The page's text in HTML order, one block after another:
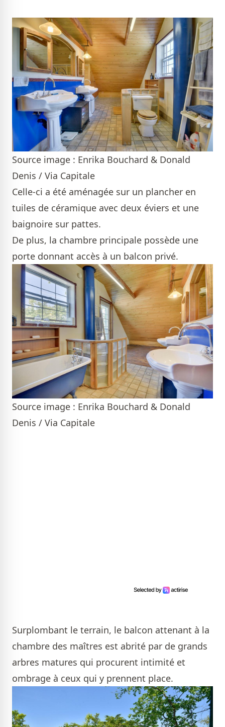
Source image : Enrika Bouchard & Donald
Denis / Via Capitale
Celle-ci a été aménagée sur un plancher en
tuiles de céramique avec deux éviers et une
baignoire sur pattes.
De plus, la chambre principale possède une
porte donnant accès à un balcon privé.
Source image : Enrika Bouchard & Donald
Denis / Via Capitale
Surplombant le terrain, le balcon attenant à la
chambre des maîtres est abrité par de grands
arbres matures qui procurent intimité et
ombrage à ceux qui y prennent place.